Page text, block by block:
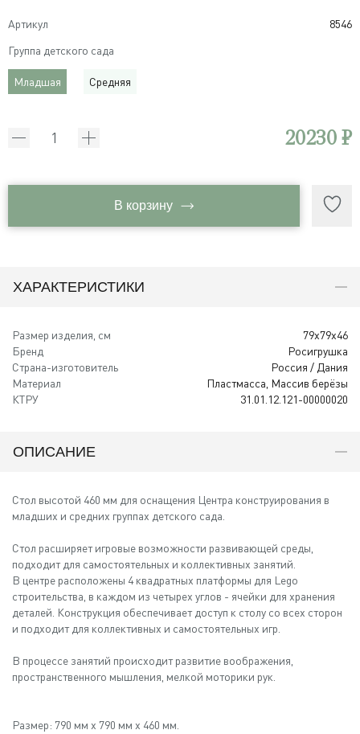
Артикул
8546
Группа детского сада
Младшая Средняя
20230 ₽
В корзину
ХАРАКТЕРИСТИКИ
Размер изделия, см
79x79x46
Бренд
Росигрушка
Страна-изготовитель
Россия / Дания
Материал
Пластмасса, Массив берёзы
КТРУ
31.01.12.121-00000020
ОПИСАНИЕ
Стол высотой 460 мм для оснащения Центра конструирования в
младших и средних группах детского сада.
Стол расширяет игровые возможности развивающей среды,
подходит для самостоятельных и коллективных занятий.
В центре расположены 4 квадратных платформы для Lego
строительства, в каждом из четырех углов - ячейки для хранения
деталей. Конструкция обеспечивает доступ к столу со всех сторон
и подходит для коллективных и самостоятельных игр.
В процессе занятий происходит развитие воображения,
пространственного мышления, мелкой моторики рук.
Размер: 790 мм х 790 мм х 460 мм.